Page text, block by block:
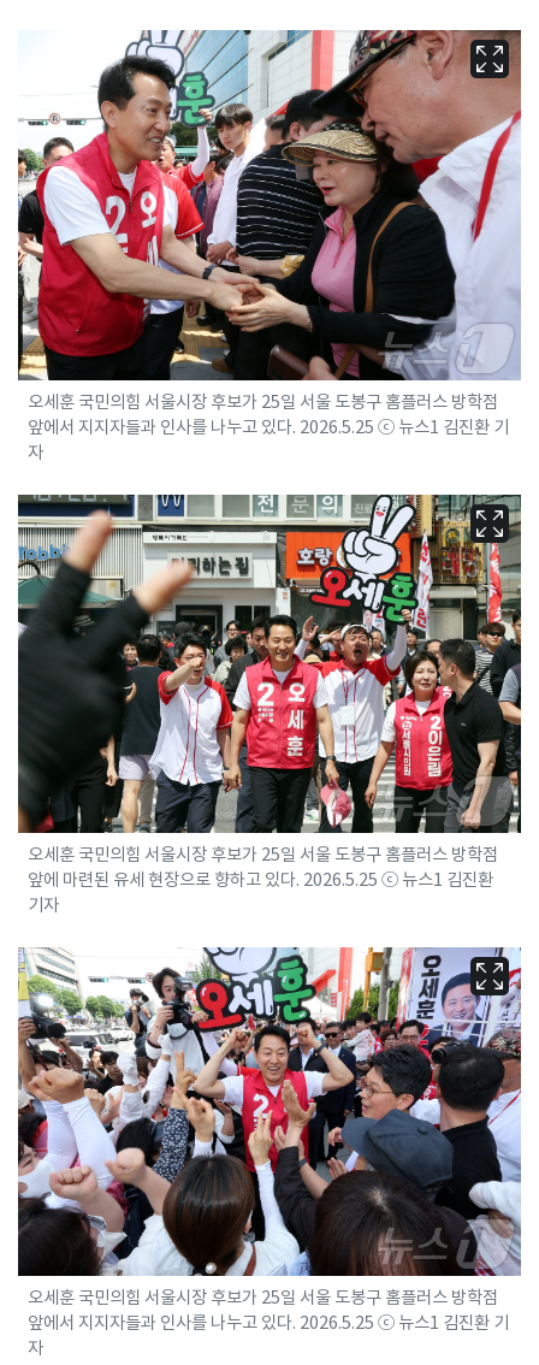
오세훈 국민의힘 서울시장 후보가 25일 서울 도봉구 홈플러스 방학점
앞에서 지지자들과 인사를 나누고 있다. 2026.5.25 ⓒ 뉴스1 김진환 기
자
오세훈 국민의힘 서울시장 후보가 25일 서울 도봉구 홈플러스 방학점
앞에 마련된 유세 현장으로 향하고 있다. 2026.5.25 ⓒ 뉴스1 김진환
기자
오세훈 국민의힘 서울시장 후보가 25일 서울 도봉구 홈플러스 방학점
앞에서 지지자들과 인사를 나누고 있다. 2026.5.25 ⓒ 뉴스1 김진환 기
자